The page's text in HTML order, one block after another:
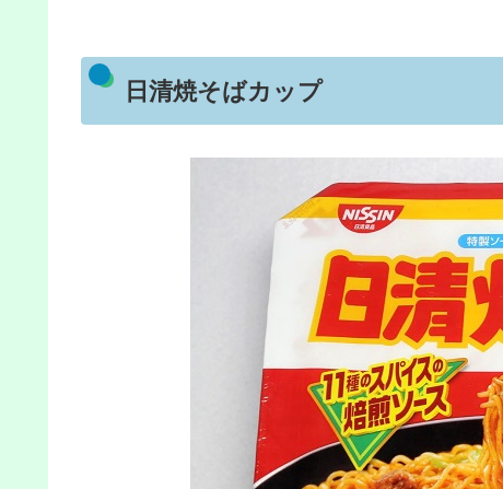
日清焼そばカップ